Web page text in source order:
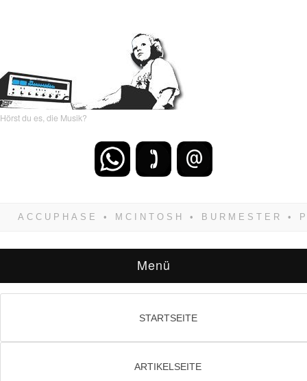
Hörst du es, die Musik?
zwangsläufig siegen! Und noch was: Hifi
Menü
STARTSEITE
ARTIKELSEITE